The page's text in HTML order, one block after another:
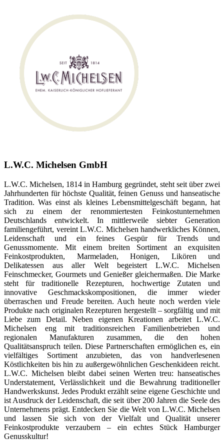
L.W.C. Michelsen GmbH
L.W.C. Michelsen, 1814 in Hamburg gegründet, steht seit über zwei
Jahrhunderten für höchste Qualität, feinen Genuss und hanseatische
Tradition. Was einst als kleines Lebensmittelgeschäft begann, hat
sich zu einem der renommiertesten Feinkostunternehmen
Deutschlands entwickelt. In mittlerweile siebter Generation
familiengeführt, vereint L.W.C. Michelsen handwerkliches Können,
Leidenschaft und ein feines Gespür für Trends und
Genussmomente. Mit einem breiten Sortiment an exquisiten
Feinkostprodukten, Marmeladen, Honigen, Likören und
Delikatessen aus aller Welt begeistert L.W.C. Michelsen
Feinschmecker, Gourmets und Genießer gleichermaßen. Die Marke
steht für traditionelle Rezepturen, hochwertige Zutaten und
innovative Geschmackskompositionen, die immer wieder
überraschen und Freude bereiten. Auch heute noch werden viele
Produkte nach originalen Rezepturen hergestellt – sorgfältig und mit
Liebe zum Detail. Neben eigenen Kreationen arbeitet L.W.C.
Michelsen eng mit traditionsreichen Familienbetrieben und
regionalen Manufakturen zusammen, die den hohen
Qualitätsanspruch teilen. Diese Partnerschaften ermöglichen es, ein
vielfältiges Sortiment anzubieten, das von handverlesenen
Köstlichkeiten bis hin zu außergewöhnlichen Geschenkideen reicht.
L.W.C. Michelsen bleibt dabei seinen Werten treu: hanseatisches
Understatement, Verlässlichkeit und die Bewahrung traditioneller
Handwerkskunst. Jedes Produkt erzählt seine eigene Geschichte und
ist Ausdruck der Leidenschaft, die seit über 200 Jahren die Seele des
Unternehmens prägt. Entdecken Sie die Welt von L.W.C. Michelsen
und lassen Sie sich von der Vielfalt und Qualität unserer
Feinkostprodukte verzaubern – ein echtes Stück Hamburger
Genusskultur!